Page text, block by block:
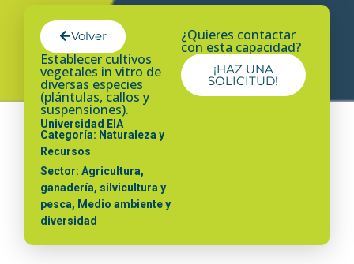
Volver
Establecer cultivos
vegetales in vitro de
diversas especies
(plántulas, callos y
suspensiones).
Universidad EIA
Categoría: Naturaleza y
Recursos
Sector: Agricultura,
ganadería, silvicultura y
pesca, Medio ambiente y
diversidad
¿Quieres contactar
con esta capacidad?
¡HAZ UNA
SOLICITUD!